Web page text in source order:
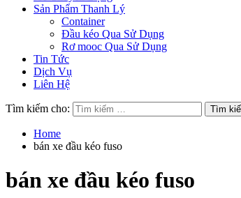
Sản Phẩm Thanh Lý
Container
Đầu kéo Qua Sử Dụng
Rơ mooc Qua Sử Dụng
Tin Tức
Dịch Vụ
Liên Hệ
Tìm kiếm cho:
Home
bán xe đầu kéo fuso
bán xe đầu kéo fuso